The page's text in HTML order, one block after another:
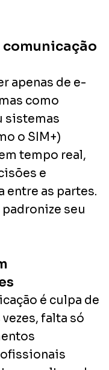
comunicação
apenas de e-
como
sistemas
o SIM+)
tempo real,
e
entre as partes.
seu
é culpa de
falta só